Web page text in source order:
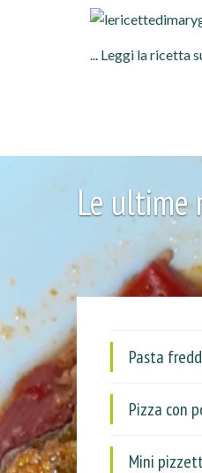
... Leggi la ricetta
Le
Pasta
Pizza con
Mini